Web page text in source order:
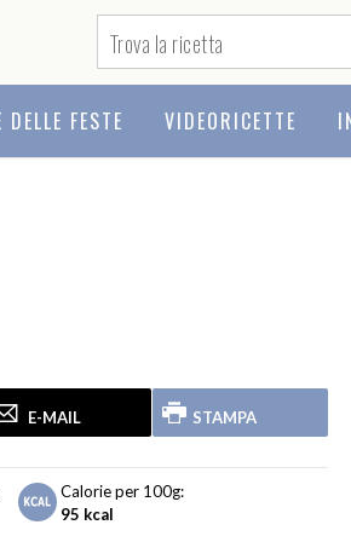
DELLE FESTE VIDEORICETTE
E-MAIL STAMPA
Calorie per 100g:
95 kcal